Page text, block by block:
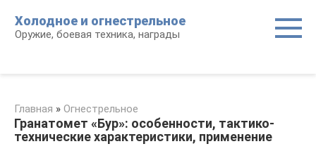
контенту
Холодное и огнестрельное
Оружие, боевая техника, награды
Главная » Огнестрельное
Гранатомет «Бур»: особенности, тактико-
технические характеристики, применение